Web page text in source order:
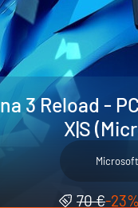
3 Reload -
X|S
70 €-23%